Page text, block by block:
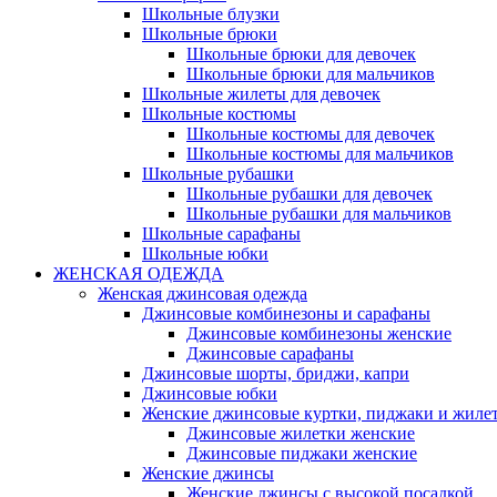
Школьные блузки
Школьные брюки
Школьные брюки для девочек
Школьные брюки для мальчиков
Школьные жилеты для девочек
Школьные костюмы
Школьные костюмы для девочек
Школьные костюмы для мальчиков
Школьные рубашки
Школьные рубашки для девочек
Школьные рубашки для мальчиков
Школьные сарафаны
Школьные юбки
ЖЕНСКАЯ ОДЕЖДА
Женская джинсовая одежда
Джинсовые комбинезоны и сарафаны
Джинсовые комбинезоны женские
Джинсовые сарафаны
Джинсовые шорты, бриджи, капри
Джинсовые юбки
Женские джинсовые куртки, пиджаки и
Джинсовые жилетки женские
Джинсовые пиджаки женские
Женские джинсы
Женские джинсы с высокой посадкой